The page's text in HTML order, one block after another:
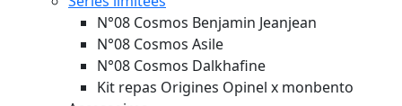
N°08 Cosmos Benjamin Jeanjean
N°08 Cosmos Asile
N°08 Cosmos Dalkhafine
Kit repas Origines Opinel x monbento